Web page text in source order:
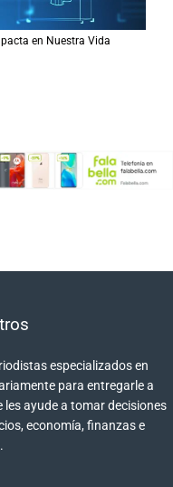
en Nuestra Vida
especializados en
para entregarle a
ayude a tomar decisiones
economía, finanzas e